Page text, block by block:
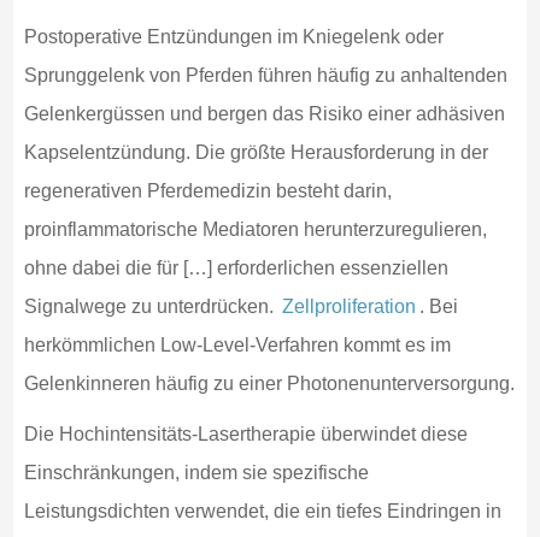
Postoperative Entzündungen im Kniegelenk oder
Sprunggelenk von Pferden führen häufig zu anhaltenden
Gelenkergüssen und bergen das Risiko einer adhäsiven
Kapselentzündung. Die größte Herausforderung in der
regenerativen Pferdemedizin besteht darin,
proinflammatorische Mediatoren herunterzuregulieren,
ohne dabei die für […] erforderlichen essenziellen
Signalwege zu unterdrücken. Zellproliferation . Bei
herkömmlichen Low-Level-Verfahren kommt es im
Gelenkinneren häufig zu einer Photonenunterversorgung.
Die Hochintensitäts-Lasertherapie überwindet diese
Einschränkungen, indem sie spezifische
Leistungsdichten verwendet, die ein tiefes Eindringen in